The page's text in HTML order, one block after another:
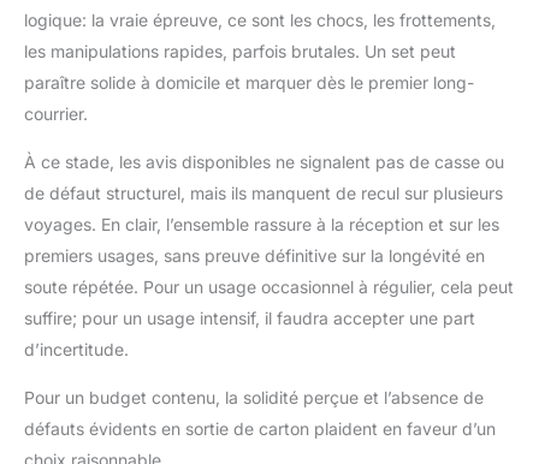
logique: la vraie épreuve, ce sont les chocs, les frottements,
les manipulations rapides, parfois brutales. Un set peut
paraître solide à domicile et marquer dès le premier long-
courrier.
À ce stade, les avis disponibles ne signalent pas de casse ou
de défaut structurel, mais ils manquent de recul sur plusieurs
voyages. En clair, l’ensemble rassure à la réception et sur les
premiers usages, sans preuve définitive sur la longévité en
soute répétée. Pour un usage occasionnel à régulier, cela peut
suffire; pour un usage intensif, il faudra accepter une part
d’incertitude.
Pour un budget contenu, la solidité perçue et l’absence de
défauts évidents en sortie de carton plaident en faveur d’un
choix raisonnable.